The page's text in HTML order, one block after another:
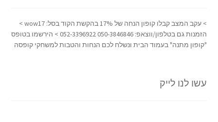
> עקב המצב קבלו קופון הנחה של 17% בהקשת הקוד בסל: wow17 >
הזמנות גם בטלפון/ווצאפ: 050-3846846 052-3396922 > הירשמו בטופס
"קופון מתנה" בעמוד הבית ונשלח לכם הנחות והטבות למשחקי קופסה
עשו לנו לייק